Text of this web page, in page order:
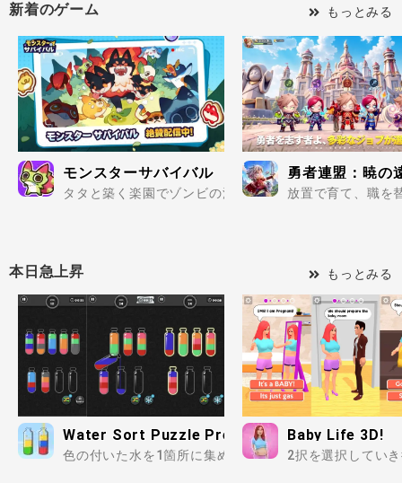
新着のゲーム もっとみる
モンスターサバイバル
タタと築く楽園でゾンビの波を迎え撃て..
勇者連盟：暁の
放置で育て、職を
本日急上昇 もっとみる
Water Sort Puzzle Premium
色の付いた水を1箇所に集めよう！シンプルに楽しめる
Baby Life 3D!
2択を選択してい